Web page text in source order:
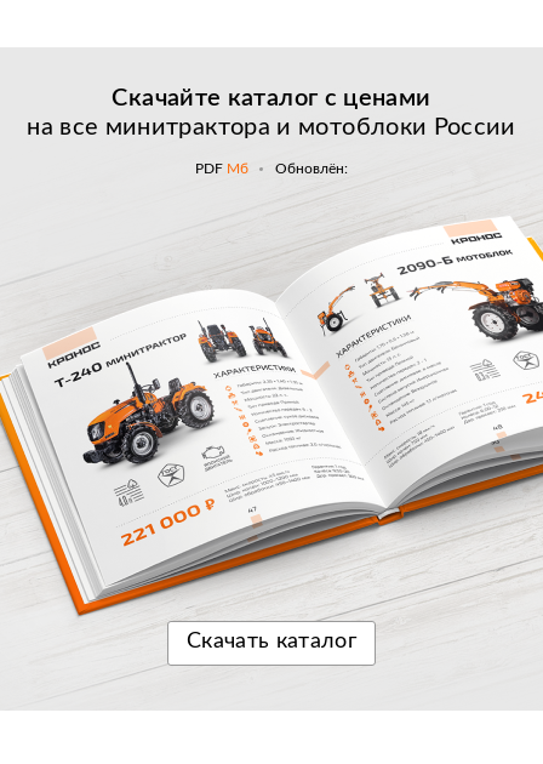
Скачайте каталог с ценами
на все минитрактора и мотоблоки России
PDF Мб Обновлён:
Скачать каталог